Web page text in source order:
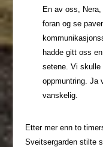
En av oss,
foran og se
hadde gitt oss
setene. Vi skulle
oppmuntring. Ja
vanskelig.
Etter mer enn to
Sveitsergarden stilte